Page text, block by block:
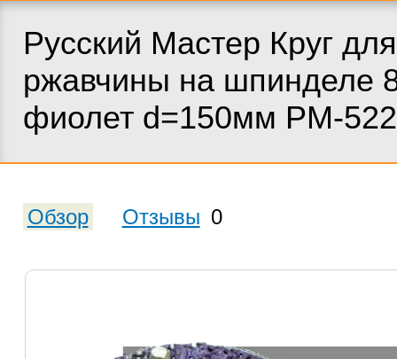
Русский Мастер Круг
ржавчины на шпинделе
фиолет d=150мм РМ-
Обзор Отзывы 0